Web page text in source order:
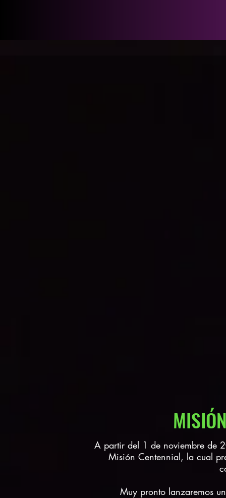
A partir del 1 de noviembre de
Misión Centennial, la cual
Muy pronto lanzaremos